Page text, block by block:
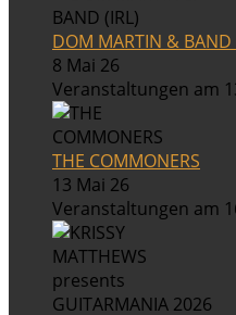
DOM MARTIN & BAND
8 Mai 26
Veranstaltungen am
THE COMMONERS
13 Mai 26
Veranstaltungen am